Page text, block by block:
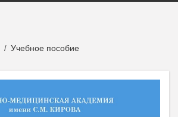
/ Учебное пособие